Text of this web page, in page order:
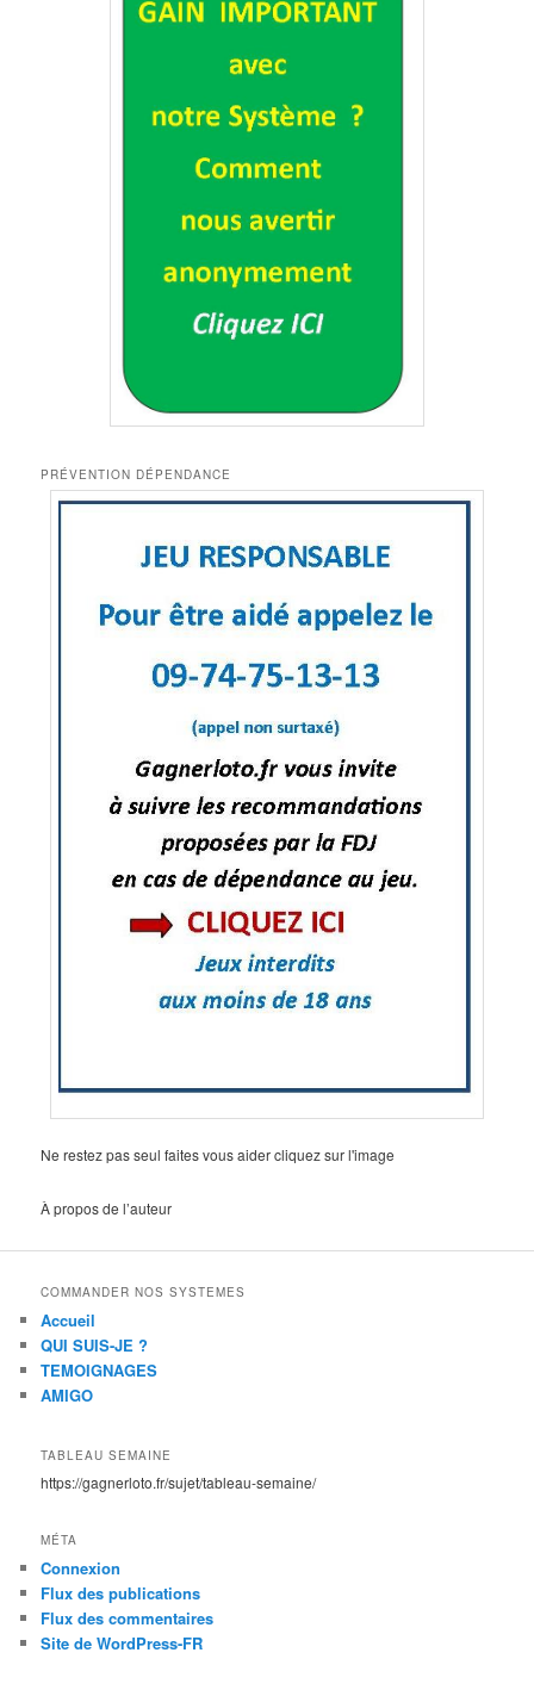
PRÉVENTION DÉPENDANCE
Ne restez pas seul faites vous aider cliquez sur l'image
À propos de l’auteur
COMMANDER NOS SYSTEMES
Accueil
QUI SUIS-JE ?
TEMOIGNAGES
AMIGO
TABLEAU SEMAINE
https://gagnerloto.fr/sujet/tableau-semaine/
MÉTA
Connexion
Flux des publications
Flux des commentaires
Site de WordPress-FR